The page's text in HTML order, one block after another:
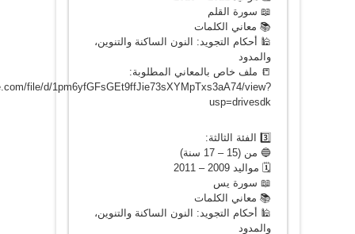
📖 سورة القلم
📚 معاني الكلمات
🕌 أحكام التجويد: النون الساكنة والتنوين،
والمدود
📒 ملف خاص بالمعاني المطلوبة:
file/d/1pm6yfGFsGEt9ffJie73sXYMpTxs3aA74/view?
usp=drivesdk
3️⃣ الفئة الثالثة:
🔵 من (15 – 17 سنة)
🗓️ مواليد 2009 – 2011
📖 سورة يس
📚 معاني الكلمات
🕌 أحكام التجويد: النون الساكنة والتنوين،
والمدود